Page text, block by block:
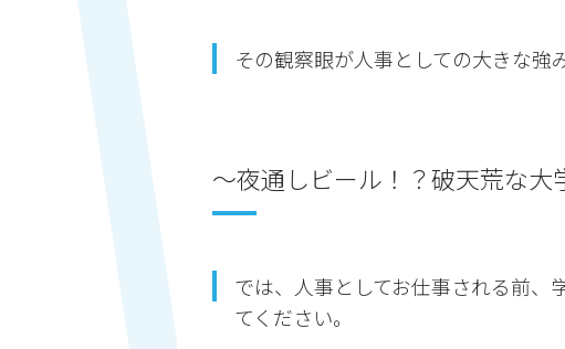
その観察眼が人事としての大きな強
〜夜通しビール！？破天荒な大
では、人事としてお仕事される前、
てください。